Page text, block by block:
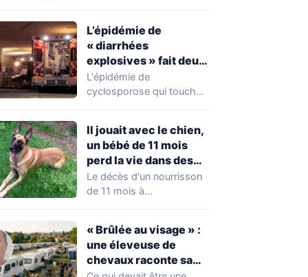
occupations…
L’épidémie de
« diarrhées
explosives » fait deux
premiers morts
L'épidémie de
cyclosporose qui touche
aggravation. Les autorités
sanitaires…
Il jouait avec le chien,
un bébé de 11 mois
perd la vie dans des
circonstances
horribles
Le décès d'un nourrisson
de 11 mois à
profondément…
« Brûlée au visage » :
une éleveuse de
chevaux raconte sa